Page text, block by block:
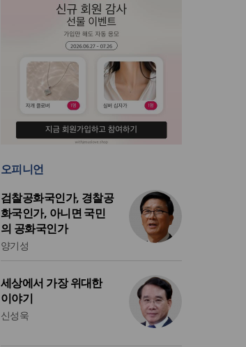
오피니언
검찰공화국인가, 경찰공
화국인가, 아니면 국민
의 공화국인가
양기성
세상에서 가장 위대한
이야기
신성욱